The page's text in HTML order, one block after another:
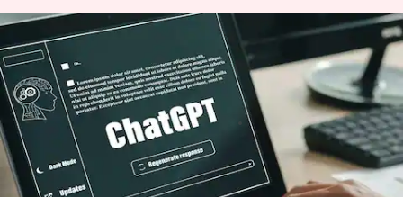
ఉద్యోగుల కోసం ChatGPT ప్లస్
సబ్‌స్క్రిప్షన్‌లకు చెల్లిస్తున్న
బెంగళూరు సంస్థ
వ్రాసిన వారు Nishkala Sathivada Mar 31, 2023 11:57 am
ఈ వార్తాకథనం ఏంటి